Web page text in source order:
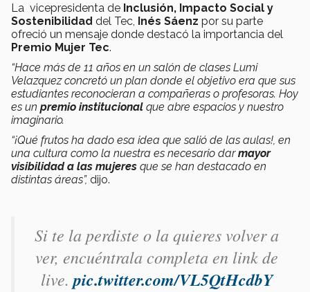
La vicepresidenta de Inclusión, Impacto Social y
Sostenibilidad del Tec, Inés Sáenz por su parte
ofreció un mensaje donde destacó la importancia del
Premio Mujer Tec.
“Hace más de 11 años en un salón de clases Lumi
Velazquez concretó un plan donde el objetivo era que sus
estudiantes reconocieran a compañeras o profesoras. Hoy
es un premio institucional que abre espacios y nuestro
imaginario.
“¡Qué frutos ha dado esa idea que salió de las aulas!, en
una cultura como la nuestra es necesario darmayor
visibilidad a las mujeres que se han destacado en
distintas áreas”, dijo.
Si te la perdiste o la quieres volver a
ver, encuéntrala completa en link de
live.pic.twitter.com/VL5QtHcdbY